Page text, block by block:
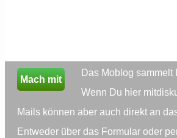
Mach mit
Das Moblog
Wenn Du hier
Mails können aber auch direkt an
Entweder über das Formular oder